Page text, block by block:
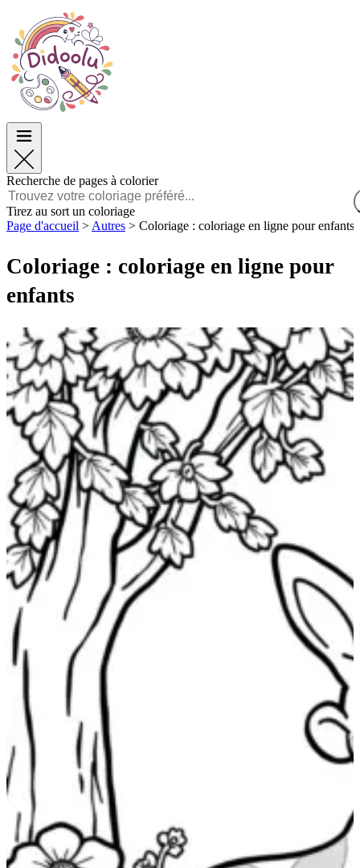
Pâques
TOP Catégories
Pour les Garçons
Pour les Filles
Français
POLSKI
FRANÇAIS
MALAGASY
Pâques
TOP Catégories
Pour les Garçons
Pour les Filles
Recherche de pages à colorier
Tirez au sort un coloriage
Page d'accueil > Autres > Coloriage : coloriage en ligne pour enfants
Coloriage : coloriage en ligne pour
enfants